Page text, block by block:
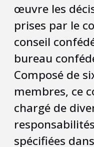
œuvre les
prises par le
conseil
bureau
Composé de
membres, ce
chargé de
responsabilités
spécifiées